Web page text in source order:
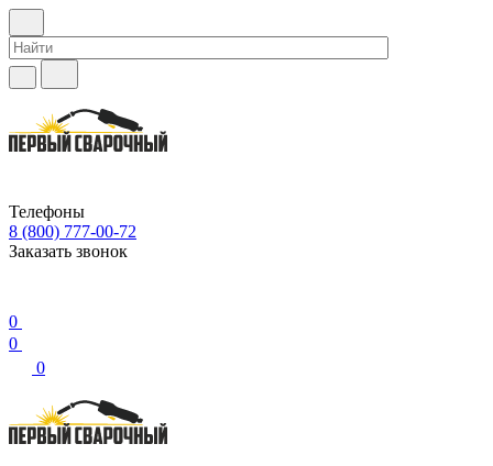
Телефоны
8 (800) 777-00-72
Заказать звонок
0
0
0